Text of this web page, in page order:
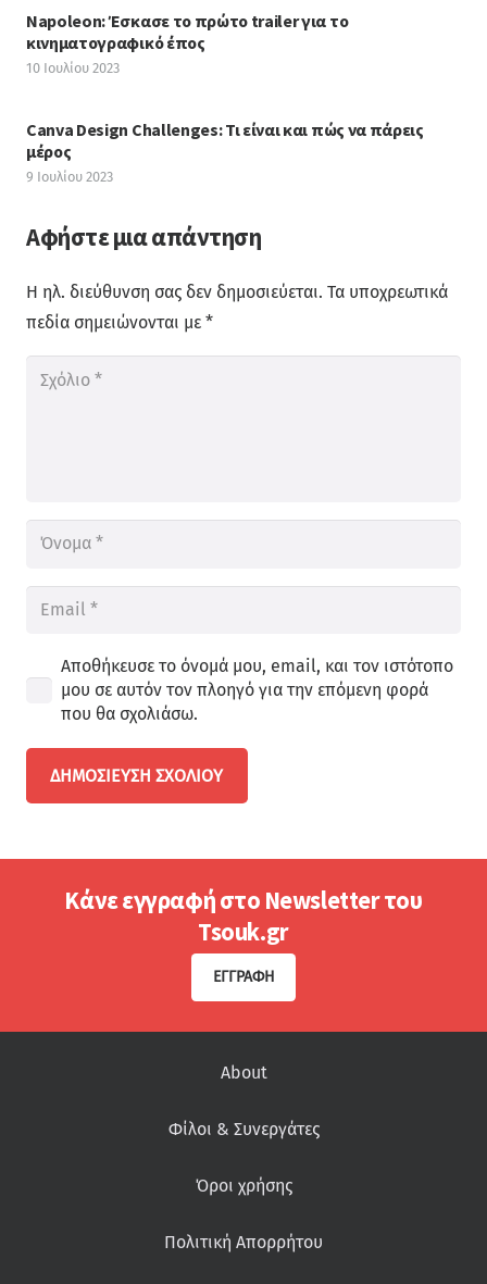
Napoleon: Έσκασε το πρώτο trailer για το
κινηματογραφικό έπος
10 Ιουλίου 2023
Canva Design Challenges: Τι είναι και πώς να πάρεις
μέρος
9 Ιουλίου 2023
Αφήστε μια απάντηση
Η ηλ. διεύθυνση σας δεν δημοσιεύεται. Τα υποχρεωτικά
πεδία σημειώνονται με *
Αποθήκευσε το όνομά μου, email, και τον ιστότοπο
μου σε αυτόν τον πλοηγό για την επόμενη φορά
που θα σχολιάσω.
ΔΗΜΟΣΊΕΥΣΗ ΣΧΟΛΊΟΥ
Κάνε εγγραφή στο Newsletter του
Tsouk.gr
ΕΓΓΡΑΦΉ
About
Φίλοι & Συνεργάτες
Όροι χρήσης
Πολιτική Απορρήτου